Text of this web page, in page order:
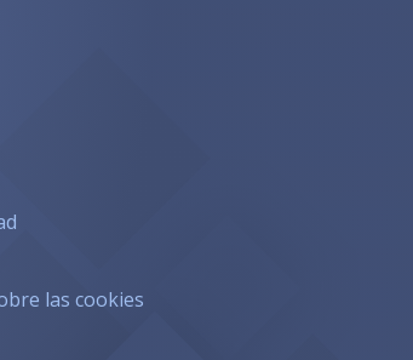
las cookies